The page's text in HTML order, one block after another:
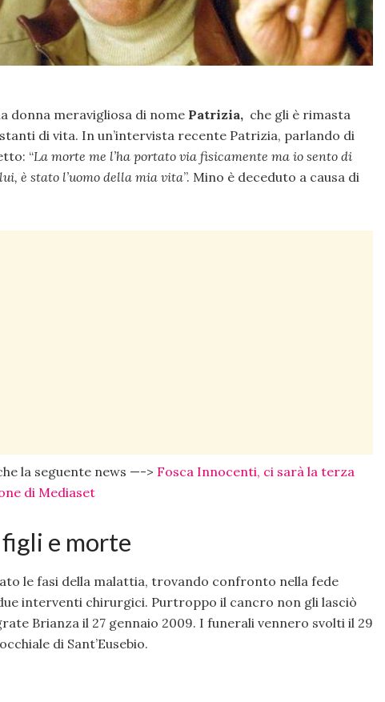
donna meravigliosa di nome Patrizia, che gli è rimasta
di vita. In un’intervista recente Patrizia, parlando di
“La morte me l’ha portato via fisicamente ma io sento di
è stato l’uomo della mia vita”. Mino è deceduto a causa di
la seguente news —-> Fosca Innocenti, ci sarà la terza
di Mediaset
e morte
le fasi della malattia, trovando confronto nella fede
interventi chirurgici. Purtroppo il cancro non gli lasciò
Brianza il 27 gennaio 2009. I funerali vennero svolti il 29
di Sant’Eusebio.